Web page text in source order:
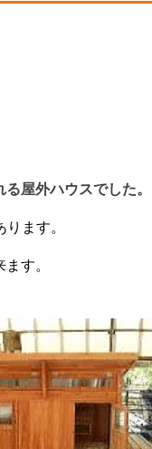
屋外ハウスでした。
ます。
す。